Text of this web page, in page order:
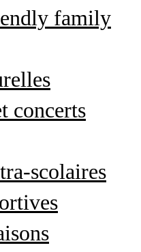
family
concerts
scolaires